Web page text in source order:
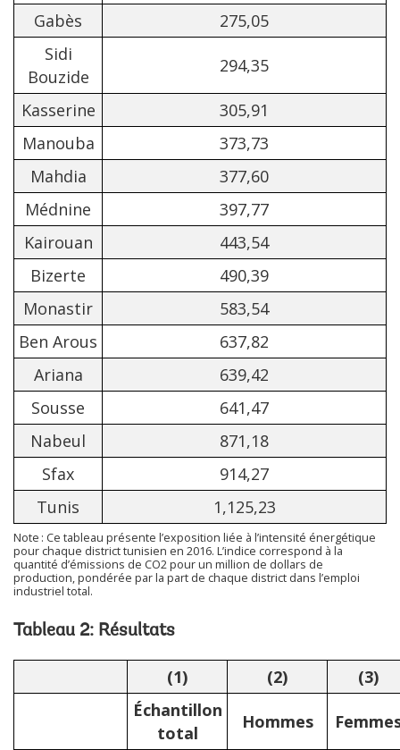
Gabès
275,05
Sidi
Bouzide
294,35
Kasserine
305,91
Manouba
373,73
Mahdia
377,60
Médnine
397,77
Kairouan
443,54
Bizerte
490,39
Monastir
583,54
Ben Arous
637,82
Ariana
639,42
Sousse
641,47
Nabeul
871,18
Sfax
914,27
Tunis
1,125,23
Note : Ce tableau présente l’exposition liée à l’intensité énergétique
pour chaque district tunisien en 2016. L’indice correspond à la
quantité d’émissions de CO2 pour un million de dollars de
production, pondérée par la part de chaque district dans l’emploi
industriel total.
Tableau 2: Résultats
(1) (2)
(3)
Échantillon
total
Hommes